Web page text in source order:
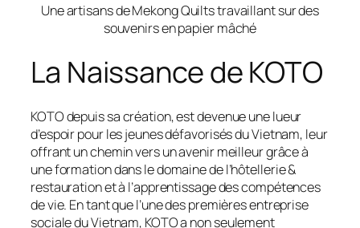
Une artisans de Mekong Quilts travaillant sur des
souvenirs en papier mâché
La Naissance de KOTO
KOTO depuis sa création, est devenue une lueur
d’espoir pour les jeunes défavorisés du Vietnam, leur
offrant un chemin vers un avenir meilleur grâce à
une formation dans le domaine de l’hôtellerie &
restauration et à l’apprentissage des compétences
de vie. En tant que l’une des premières entreprise
sociale du Vietnam, KOTO a non seulement